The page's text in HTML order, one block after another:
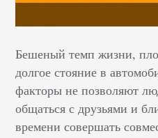
Бешеный темп жизни,
долгое стояние в
факторы не позволяют
общаться с друзьями и
времени совершать